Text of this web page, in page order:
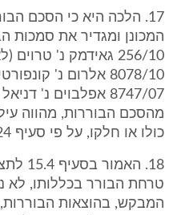
17. הלכה היא כי הסכם
המכונן ומגדיר את סמכות
מהסכם הבוררות, מהווה
כולו או חלקו, על פי סעיף 24 (3) לחוק הבוררות.
18.
טרחת הבורר בכללותו, לא